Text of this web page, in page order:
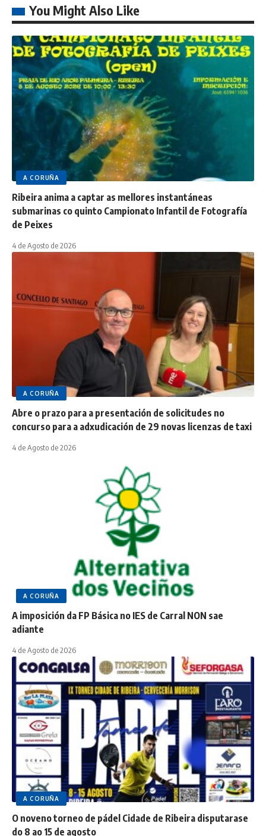
You Might Also Like
A CORUÑA
Ribeira anima a captar as mellores instantáneas
submarinas co quinto Campionato Infantil de Fotografía
de Peixes
4 de Agosto de 2026
A CORUÑA
Abre o prazo para a presentación de solicitudes no
concurso para a adxudicación de 29 novas licenzas de taxi
4 de Agosto de 2026
A CORUÑA
A imposición da FP Básica no IES de Carral NON sae
adiante
4 de Agosto de 2026
A CORUÑA
O noveno torneo de pádel Cidade de Ribeira disputarase
do 8 ao 15 de agosto